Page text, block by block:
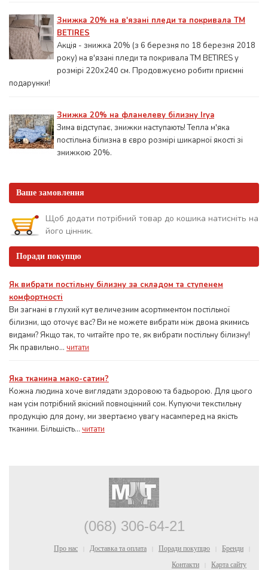
Знижка 20% на в'язані пледи та покривала ТМ
BETIRES
Акція - знижка 20% (з 6 березня по 18 березня 2018
року) на в'язані пледи та покривала ТМ BETIRES у
розмірі 220х240 см. Продовжуємо робити приємні
подарунки!
Знижка 20% на фланелеву білизну Irya
Зима відступає, знижки наступають! Тепла м'яка
постільна білизна в євро розмірі шикарної якості зі
знижкою 20%.
Ваше замовлення
Щоб додати потрібний товар до кошика натисніть на
його цінник.
Поради покупцю
Як вибрати постільну білизну за складом та ступенем
комфортності
Ви загнані в глухий кут величезним асортиментом постільної
білизни, що оточує вас? Ви не можете вибрати між двома якимись
видами? Якщо так, то читайте про те, як вибрати постільну білизну!
Як правильно... читати
Яка тканина мако-сатин?
Кожна людина хоче виглядати здоровою та бадьорою. Для цього
нам усім потрібний якісний повноцінний сон. Купуючи текстильну
продукцію для дому, ми звертаємо увагу насамперед на якість
тканини. Більшість... читати
(068) 306-64-21
Про нас Доставка та оплата Поради покупцю Бренди
Контакти Карта сайту